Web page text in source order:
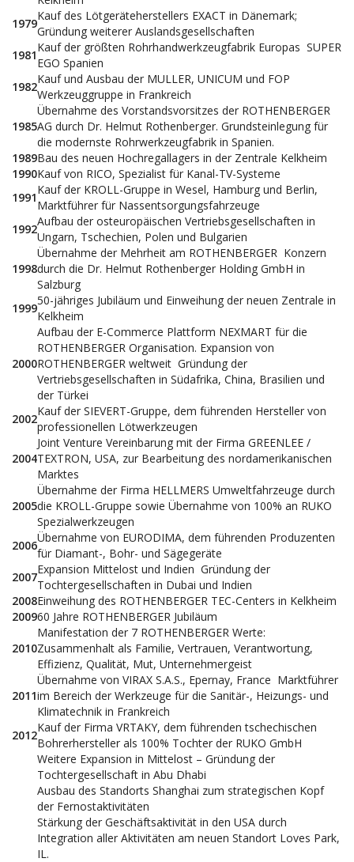
1979
Kauf des Lötgeräteherstellers EXACT in Dänemark;
Gründung weiterer Auslandsgesellschaften
1981
Kauf der größten Rohrhandwerkzeugfabrik Europas  SUPER
EGO Spanien
1982
Kauf und Ausbau der MULLER, UNICUM und FOP
Werkzeuggruppe in Frankreich
1985
Übernahme des Vorstandsvorsitzes der ROTHENBERGER
AG durch Dr. Helmut Rothenberger. Grundsteinlegung für
die modernste Rohrwerkzeugfabrik in Spanien.
1989Bau des neuen Hochregallagers in der Zentrale Kelkheim
1990Kauf von RICO, Spezialist für Kanal-TV-Systeme
1991
Kauf der KROLL-Gruppe in Wesel, Hamburg und Berlin,
Marktführer für Nassentsorgungsfahrzeuge
1992
Aufbau der osteuropäischen Vertriebsgesellschaften in
Ungarn, Tschechien, Polen und Bulgarien
1998
Übernahme der Mehrheit am ROTHENBERGER  Konzern
durch die Dr. Helmut Rothenberger Holding GmbH in
Salzburg
1999
50-jähriges Jubiläum und Einweihung der neuen Zentrale in
Kelkheim
2000
Aufbau der E-Commerce Plattform NEXMART für die
ROTHENBERGER Organisation. Expansion von
ROTHENBERGER weltweit  Gründung der
Vertriebsgesellschaften in Südafrika, China, Brasilien und
der Türkei
2002
Kauf der SIEVERT-Gruppe, dem führenden Hersteller von
professionellen Lötwerkzeugen
2004
Joint Venture Vereinbarung mit der Firma GREENLEE /
TEXTRON, USA, zur Bearbeitung des nordamerikanischen
Marktes
2005
Übernahme der Firma HELLMERS Umweltfahrzeuge durch
die KROLL-Gruppe sowie Übernahme von 100% an RUKO
Spezialwerkzeugen
2006
Übernahme von EURODIMA, dem führenden Produzenten
für Diamant-, Bohr- und Sägegeräte
2007
Expansion Mittelost und Indien  Gründung der
Tochtergesellschaften in Dubai und Indien
2008Einweihung des ROTHENBERGER TEC-Centers in Kelkheim
200960 Jahre ROTHENBERGER Jubiläum
2010
Manifestation der 7 ROTHENBERGER Werte:
Zusammenhalt als Familie, Vertrauen, Verantwortung,
Effizienz, Qualität, Mut, Unternehmergeist
2011
Übernahme von VIRAX S.A.S., Epernay, France  Marktführer
im Bereich der Werkzeuge für die Sanitär-, Heizungs- und
Klimatechnik in Frankreich
2012
Kauf der Firma VRTAKY, dem führenden tschechischen
Bohrerhersteller als 100% Tochter der RUKO GmbH
Weitere Expansion in Mittelost – Gründung der
Tochtergesellschaft in Abu Dhabi
Ausbau des Standorts Shanghai zum strategischen Kopf
der Fernostaktivitäten
Stärkung der Geschäftsaktivität in den USA durch
Integration aller Aktivitäten am neuen Standort Loves Park,
IL.